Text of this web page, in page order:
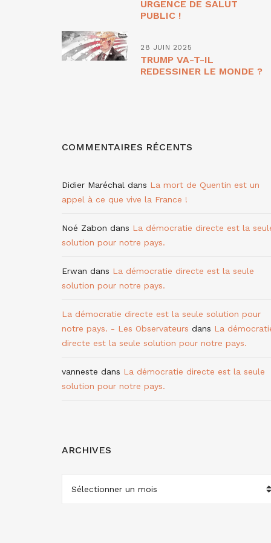
URGENCE DE SALUT
PUBLIC !
28 JUIN 2025
TRUMP VA-T-IL
REDESSINER LE MONDE ?
COMMENTAIRES RÉCENTS
Didier Maréchal dans La mort de Quentin est un
appel à ce que vive la France !
Noé Zabon dans La démocratie directe est la
solution pour notre pays.
Erwan dans La démocratie directe est la seule
solution pour notre pays.
La démocratie directe est la seule solution pour
notre pays. - Les Observateurs dans La
directe est la seule solution pour notre pays.
vanneste dans La démocratie directe est la seule
solution pour notre pays.
ARCHIVES
ARCHIVES